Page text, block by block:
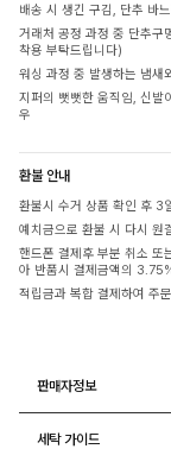
배송 시 생긴 구김, 단추 바
거래처 공정 과정 중 단추구
착용 부탁드립니다)
워싱 과정 중 발생하는 냄새
지퍼의 뻣뻣한 움직임, 신발
우
환불 안내
환불시 수거 상품 확인 후 3
예치금으로 환불 시 다시 원
핸드폰 결제후 부분 취소 또
아 반품시 결제금액의
적립금과 복합 결제하여 주
판매자정보
세탁 가이드